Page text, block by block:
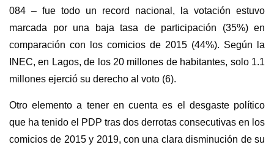
084 – fue todo un record nacional, la votación estuvo
marcada por una baja tasa de participación (35%) en
comparación con los comicios de 2015 (44%). Según la
INEC, en Lagos, de los 20 millones de habitantes, solo 1.1
millones ejerció su derecho al voto (6).
Otro elemento a tener en cuenta es el desgaste político
que ha tenido el PDP tras dos derrotas consecutivas en los
comicios de 2015 y 2019, con una clara disminución de su